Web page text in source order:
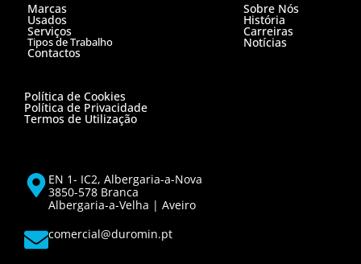
Marcas
Usados
Serviços
Tipos de Trabalho
Contactos
Sobre Nós
História
Carreiras
Notícias
Política de Cookies
Política de Privacidade
Termos de Utilização
EN 1- IC2, Albergaria-a-Nova
3850-578 Branca
Albergaria-a-Velha | Aveiro
comercial@duromin.pt